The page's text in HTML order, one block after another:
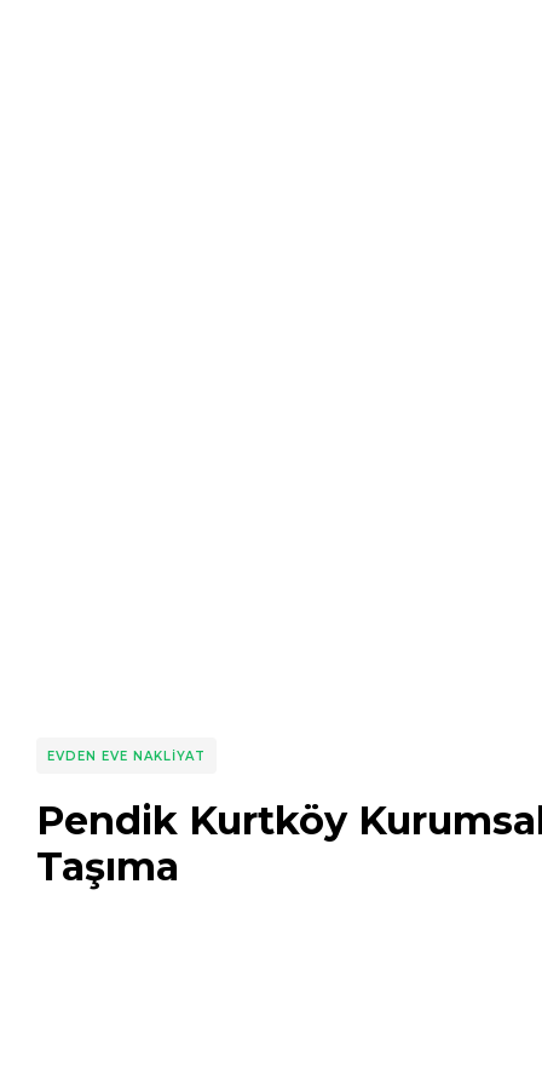
EVDEN EVE NAKLIYAT
Pendik Kurtköy
Taşıma